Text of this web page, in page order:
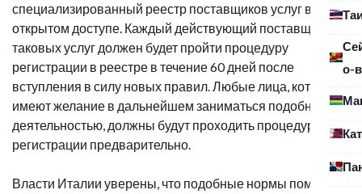
о-
специализированный реестр поставщиков услуг в
открытом доступе. Каждый действующий поставщик
таковых услуг должен будет пройти процедуру
регистрации в реестре в течение 60 дней после
вступления в силу новых правил. Любые лица, которые
имеют желание в дальнейшем заниматься подобной
деятельностью, должны будут проходить процедуру
регистрации предварительно.
Власти Италии уверены, что подобные нормы помогут